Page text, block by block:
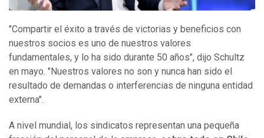
"Compartir el éxito a través de victorias y beneficios con
nuestros socios es uno de nuestros valores
fundamentales, y lo ha sido durante 50 años", dijo Schultz
en mayo. "Nuestros valores no son y nunca han sido el
resultado de demandas o interferencias de ninguna entidad
externa".
A nivel mundial, los sindicatos representan una pequeña